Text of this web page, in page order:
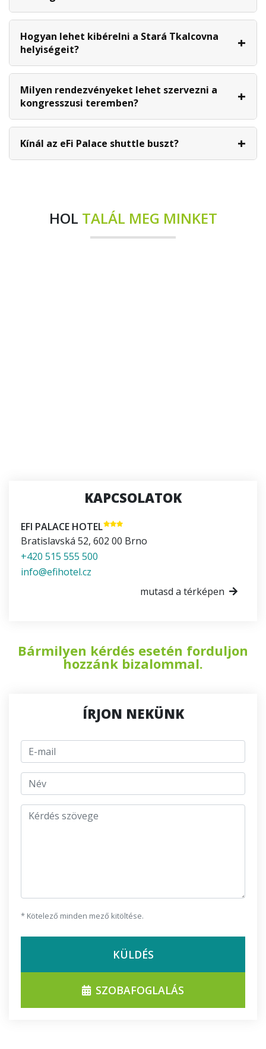
Hogyan lehet kibérelni a Stará Tkalcovna
helyiségeit?
Milyen rendezvényeket lehet szervezni a
kongresszusi teremben?
Kínál az eFi Palace shuttle buszt?
HOL TALÁL MEG MINKET
KAPCSOLATOK
EFI PALACE HOTEL
Bratislavská 52, 602 00 Brno
+420 515 555 500
info@efihotel.cz
mutasd a térképen
Bármilyen kérdés esetén forduljon
hozzánk bizalommal.
ÍRJON NEKÜNK
E-mail
jmeno
Kérdés szövege
* Kötelező minden mező kitöltése.
KÜLDÉS
SZOBAFOGLALÁS